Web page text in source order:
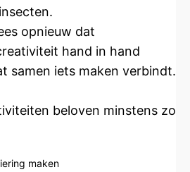
opnieuw dat
hand in hand
samen iets maken verbindt.
beloven minstens zo
maken